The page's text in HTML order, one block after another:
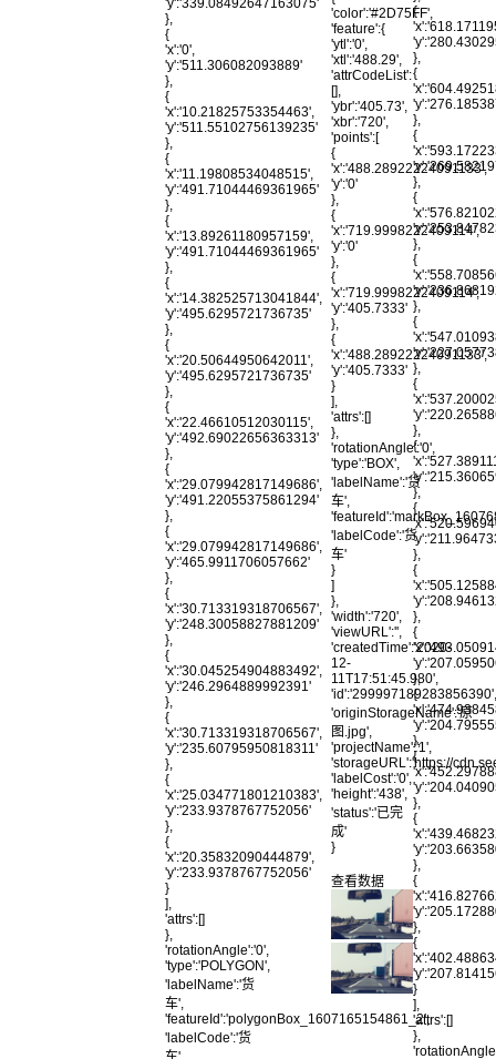
'y':'339.08492647163075'
},
{
'x':'0',
'y':'511.306082093889'
},
{
'x':'10.21825753354463',
'y':'511.55102756139235'
},
{
'x':'11.19808534048515',
'y':'491.71044469361965'
},
{
'x':'13.89261180957159',
'y':'491.71044469361965'
},
{
'x':'14.382525713041844',
'y':'495.6295721736735'
},
{
'x':'20.50644950642011',
'y':'495.6295721736735'
},
{
'x':'22.46610512030115',
'y':'492.69022656363313'
},
{
'x':'29.079942817149686',
'y':'491.22055375861294'
},
{
'x':'29.079942817149686',
'y':'465.9911706057662'
},
{
'x':'30.713319318706567',
'y':'248.30058827881209'
},
{
'x':'30.045254904883492',
'y':'246.2964889992391'
},
{
'x':'30.713319318706567',
'y':'235.60795950818311'
},
{
'x':'25.034771801210383',
'y':'233.9378767752056'
},
{
'x':'20.35832090444879',
'y':'233.9378767752056'
}
],
'attrs':[]
},
'rotationAngle':'0',
'type':'POLYGON',
'labelName':'货
车',
'featureId':'polygonBox_1607165154861_2',
'labelCode':'货
'color':'#2D75FF',
'feature':{
'ytl':'0',
'xtl':'488.29',
'attrCodeList':
[],
'ybr':'405.73',
'xbr':'720',
'points':[
{
'x':'488.28922224091133',
'y':'0'
},
{
'x':'719.9998222409114',
'y':'0'
},
{
'x':'719.9998222409114',
'y':'405.7333'
},
{
'x':'488.28922224091133',
'y':'405.7333'
}
],
'attrs':[]
},
'rotationAngle':'0',
'type':'BOX',
'labelName':'货
车',
'labelCode':'货
车'
}
]
},
'width':'720',
'viewURL':'',
'createdTime':'2020-
12-
11T17:51:45.980',
'id':'299997189283856390',
'originStorageName':'原
图.jpg',
'projectName':'1',
'storageURL':'https://
'labelCost':'0',
'height':'438',
'status':'已完
成'
}
查看数据
{
},
{
},
{
},
{
},
{
},
{
},
{
},
{
},
{
},
{
},
{
},
{
},
{
},
{
},
{
},
{
}
],
'attrs':[]
},